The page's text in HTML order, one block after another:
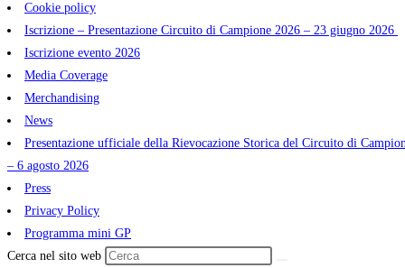
Cookie policy
Iscrizione – Presentazione Circuito di Campione 2026 – 23 giugno 2026
Iscrizione evento 2026
Media Coverage
Merchandising
News
Presentazione ufficiale della Rievocazione Storica del Circuito di
– 6 agosto 2026
Press
Privacy Policy
Programma mini GP
Cerca nel sito web